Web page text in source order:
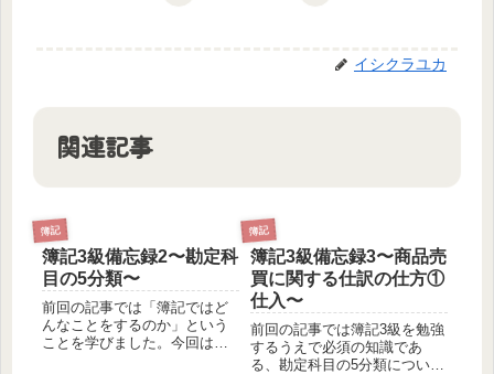
イシクラユカ
関連記事
簿記
簿記3級備忘録2〜勘定科
目の5分類〜
前回の記事では「簿記ではど
んなことをするのか」という
ことを学びました。今回は、
簿記
簿記3級備忘録3〜商品売
買に関する仕訳の仕方①
仕入〜
前回の記事では簿記3級を勉強
するうえで必須の知識であ
る、勘定科目の5分類について